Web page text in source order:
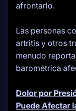
afrontarlo.
Las personas
artritis y otros
menudo
barométrica
Dolor por
Puede Afectar